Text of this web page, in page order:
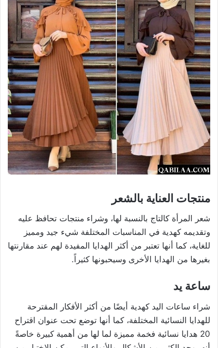
منتجات العناية بالشعر
شعر المرأة كالتاج بالنسبة لها، وشراء منتجات تحافظ عليه
وتقديمه كهدية في المناسبات المختلفة شيء جيد ومميز
للغاية، كما أنها تعتبر من أكثر الهدايا المفيدة لهم عند مقارنتها
بغيرها من الهدايا الأخرى وسيحبونها كثيراً.
ساعة يد
شراء ساعات اليد كهدية أيضًا من أكثر الأفكار المقترحة
للهدايا النسائية المختلفة، كما أنها توضع تحت عنوان اقتراح
20 هدايا نسائية فخمة مميزة لما لها من أهمية كبيرة خاصةً